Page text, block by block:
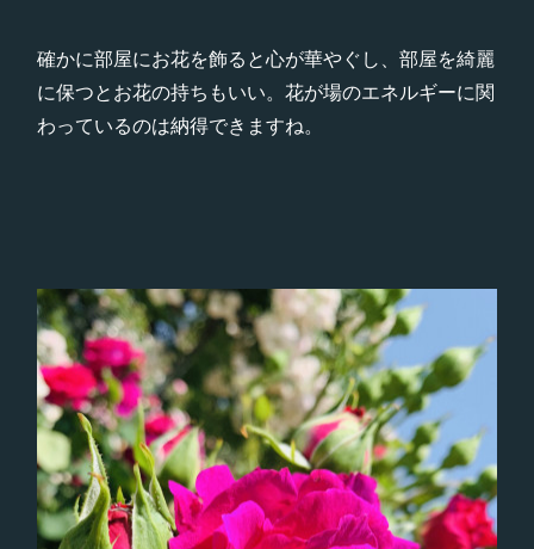
確かに部屋にお花を飾ると心が華やぐし、部屋を綺麗
に保つとお花の持ちもいい。花が場のエネルギーに関
わっているのは納得できますね。